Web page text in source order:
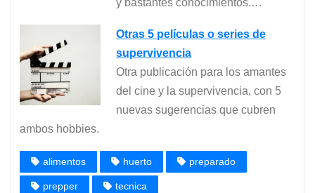
y bastantes conocimientos.…
Otras 5 películas o series de
supervivencia
Otra publicación para los amantes
del cine y la supervivencia, con 5
nuevas sugerencias que cubren
ambos hobbies.
alimentos huerto preparado
prepper tecnica